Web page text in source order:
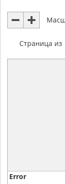
Страница из
Error